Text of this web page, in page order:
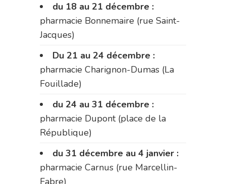
du 18 au 21 décembre :
pharmacie Bonnemaire (rue Saint-
Jacques)
Du 21 au 24 décembre :
pharmacie Charignon-Dumas (La
Fouillade)
du 24 au 31 décembre :
pharmacie Dupont (place de la
République)
du 31 décembre au 4 janvier :
pharmacie Carnus (rue Marcellin-